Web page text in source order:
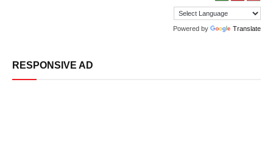
Powered by Translate
RESPONSIVE AD